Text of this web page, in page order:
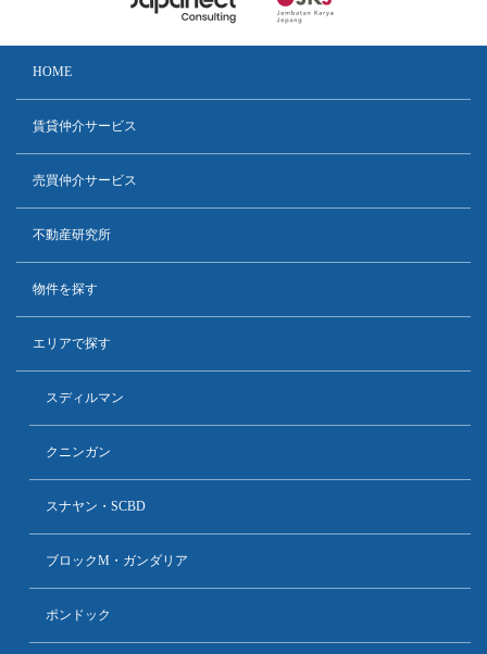
HOME
賃貸仲介サービス
売買仲介サービス
不動産研究所
物件を探す
エリアで探す
スディルマン
クニンガン
スナヤン・SCBD
ブロックM・ガンダリア
ポンドック